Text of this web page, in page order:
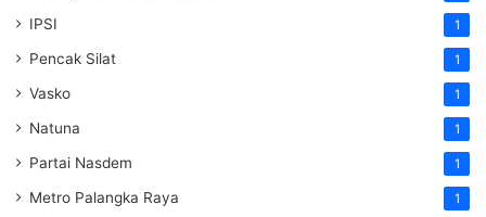
IPSI 1
Pencak Silat 1
Vasko 1
Natuna 1
Partai Nasdem 1
Metro Palangka Raya 1